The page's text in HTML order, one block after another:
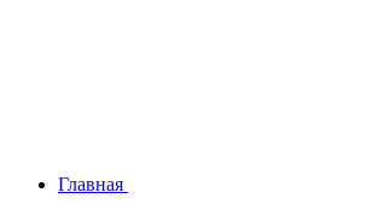
Главная